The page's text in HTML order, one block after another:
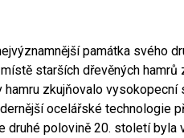
památka svého
starších dřevěných
zkujňovalo
ocelářské technologie
druhé polovině 20. století byla